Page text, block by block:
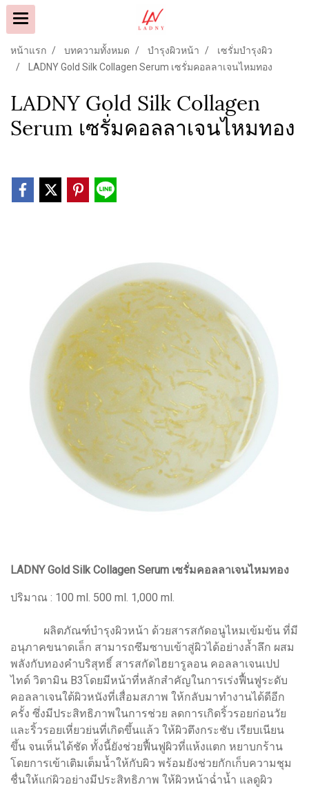
หน้าแรก บทความทั้งหมด บำรุงผิวหน้า
เซรั่มบำรุงผิว
LADNY Gold Silk Collagen Serum เซรั่มคอลลาเจนไหมทอง
LADNY Gold Silk Collagen
Serum เซรั่มคอลลาเจนไหมทอง
LADNY Gold Silk Collagen Serum เซรั่มคอลลาเจนไหมทอง
ปริมาณ : 100 ml. 500 ml. 1,000 ml.
ผลิตภัณฑ์บำรุงผิวหน้า ด้วยสารสกัดอนูไหมเข้มข้น ที่มี
อนุภาคขนาดเล็ก สามารถซึมซาบเข้าสู่ผิวได้อย่างล้ำลึก ผสม
พลังกับทองคำบริสุทธิ์ สารสกัดไฮยารูลอน คอลลาเจนเปป
ไทด์ วิตามิน B3โดยมีหน้าที่หลักสำคัญในการเร่งฟื้นฟูระดับ
คอลลาเจนใต้ผิวหนังที่เสื่อมสภาพ ให้กลับมาทำงานได้ดีอีก
ครั้ง ซึ่งมีประสิทธิภาพในการช่วย ลดการเกิดริ้วรอยก่อนวัย
และริ้วรอยเหี่ยวย่นที่เกิดขึ้นแล้ว ให้ผิวตึงกระชับ เรียบเนียน
ขึ้น จนเห็นได้ชัด ทั้งนี้ยังช่วยฟื้นฟูผิวที่แห้งแตก หยาบกร้าน
โดยการเข้าเติมเต็มน้ำให้กับผิว พร้อมยังช่วยกักเก็บความชุม
ชื่นให้แก่ผิวอย่างมีประสิทธิภาพ ให้ผิวหน้าฉ่ำน้ำ แลดูผิว